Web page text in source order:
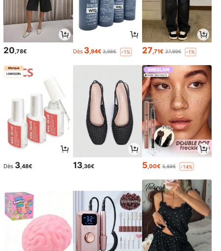
20,78€ Dès 3,94€ 3,98€ -1% 27,71€ 27,99€ -1%
Dès 3,48€ 13,36€ 5 ,00€ 5,88€ -14%